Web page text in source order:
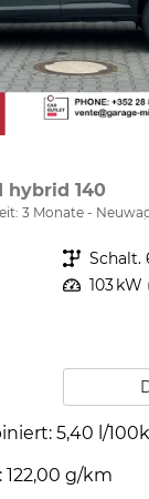
hybrid 140
3 Monate
Getriebe Schalt.
Leistung 103 kW
5,40 l/
122,00 g/km